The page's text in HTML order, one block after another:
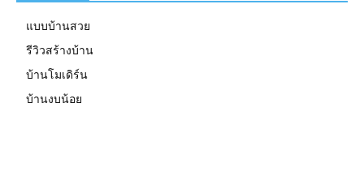
แบบบ้านสวย
รีวิวสร้างบ้าน
บ้านโมเดิร์น
บ้านงบน้อย